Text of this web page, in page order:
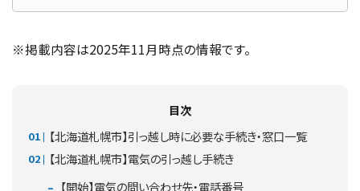
※掲載内容は2025年11月時点の情報です。
目次
【北海道札幌市】引っ越し時に必要な手続き・窓口一覧
【北海道札幌市】電気の引っ越し手続き
【開始】電気の問い合わせ先・電話番号